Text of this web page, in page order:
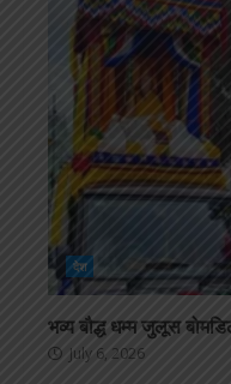
देश
भव्य बौद्ध धम्म जुलूस
July 6, 2026